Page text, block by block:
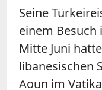
Seine
einem Besuch
Mitte Juni
libanesischen
Aoun im